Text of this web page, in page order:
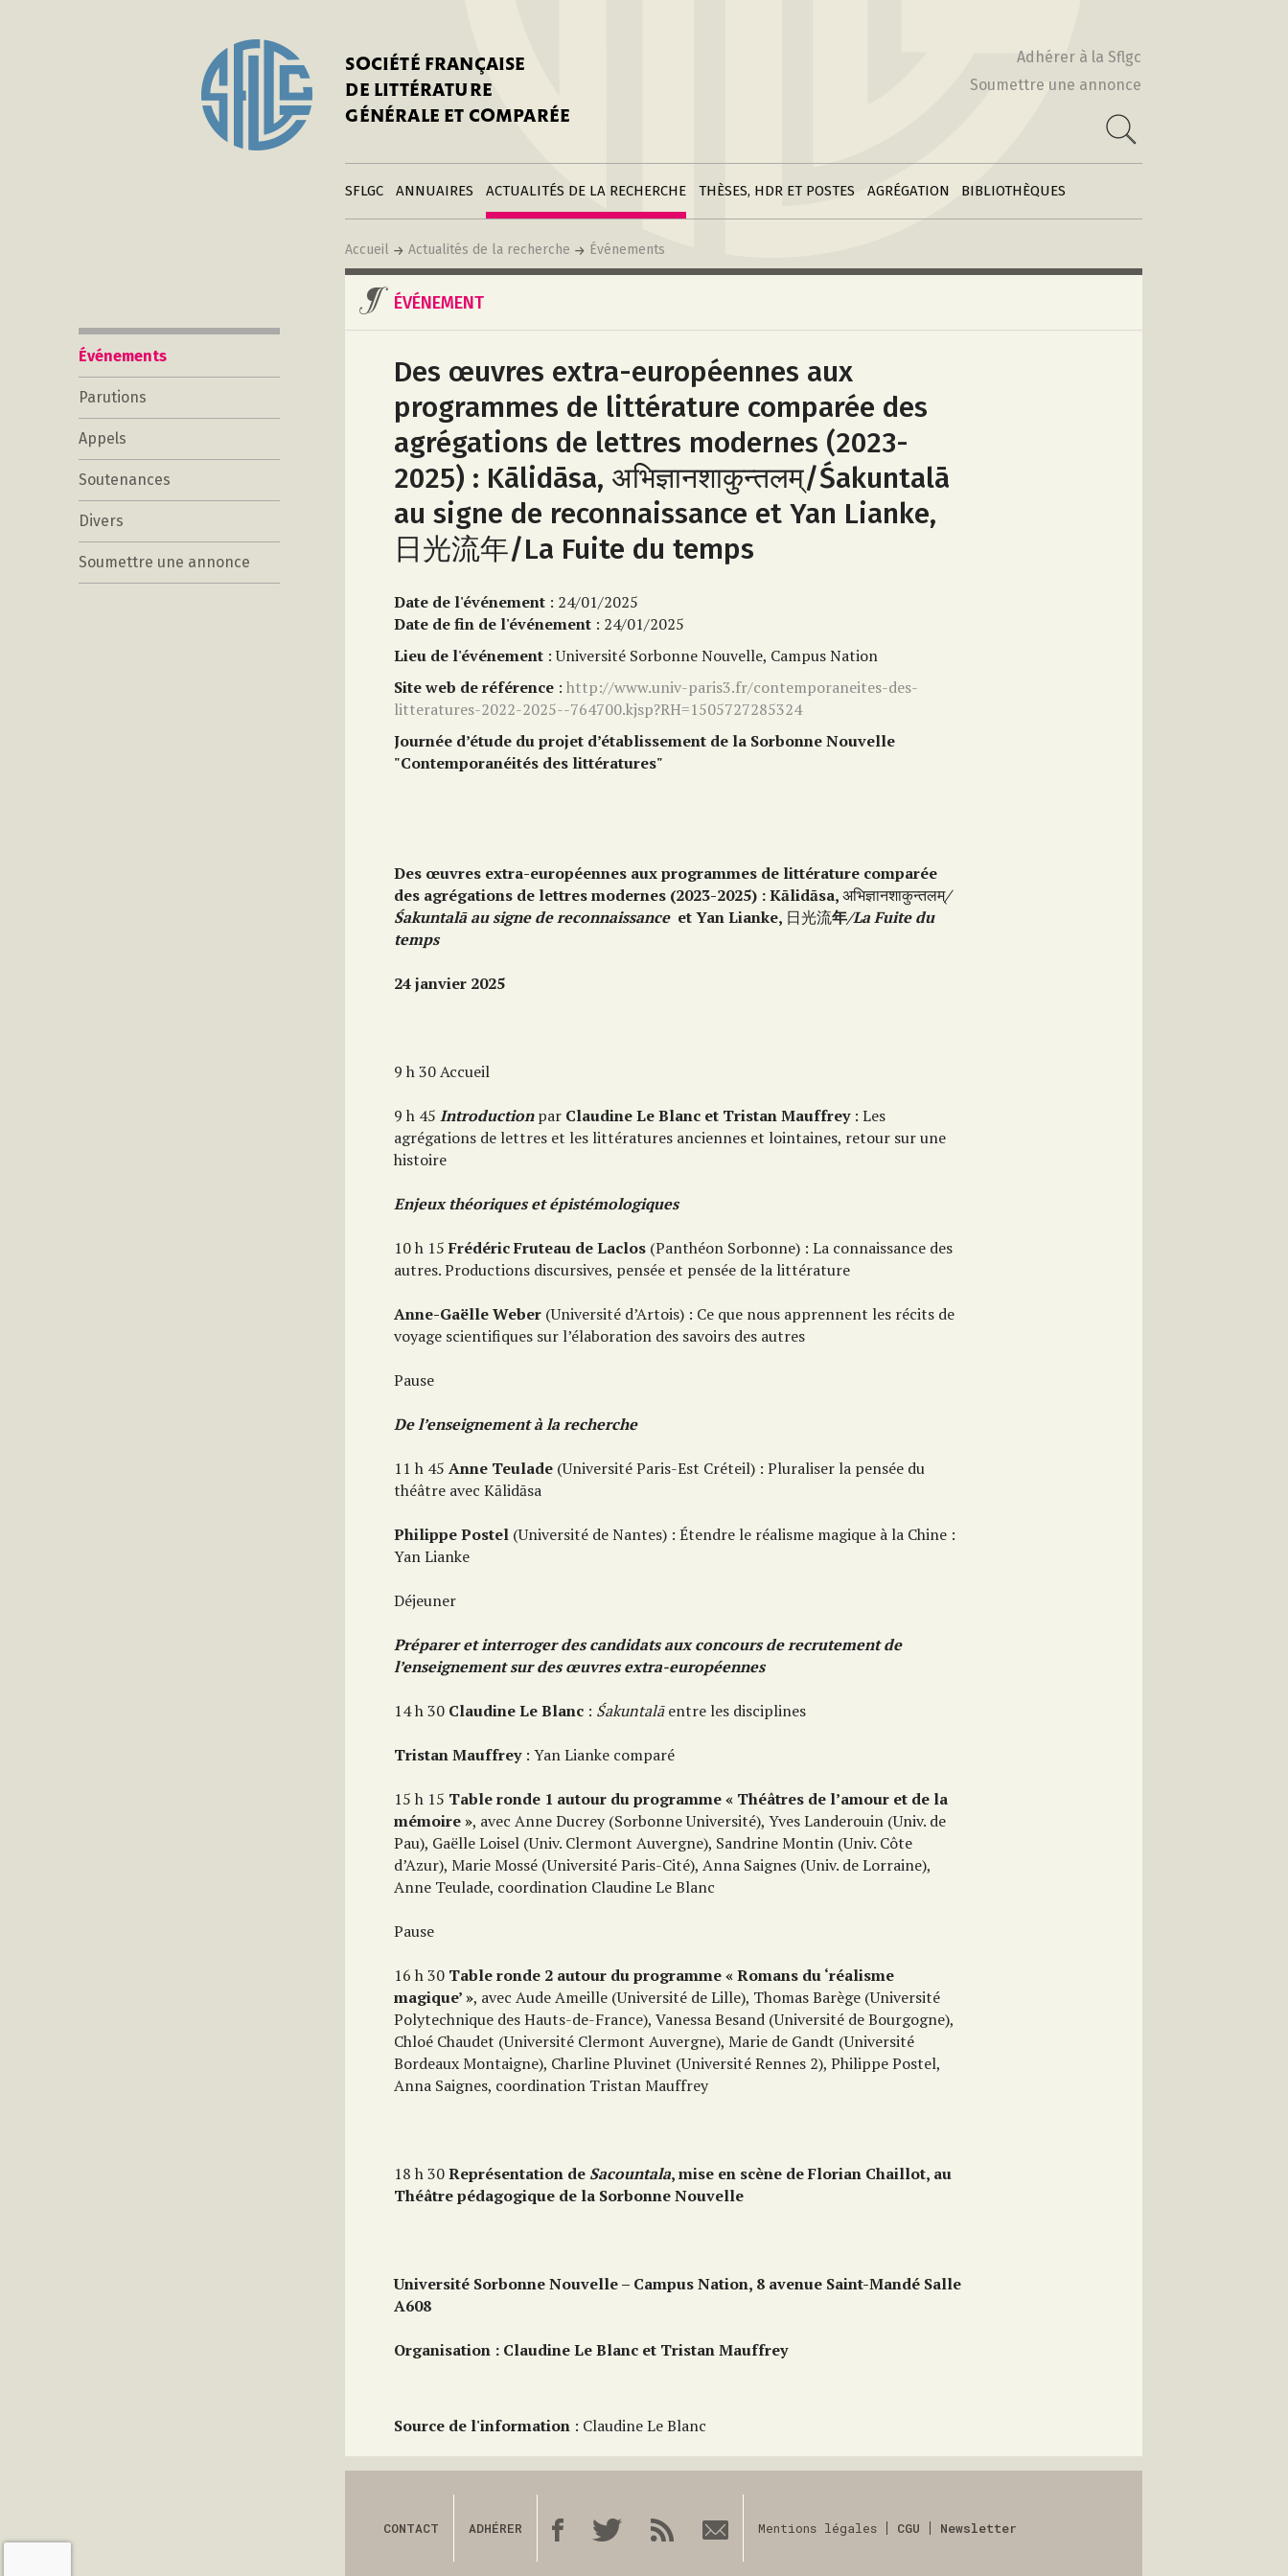
SOCIÉTÉ FRANÇAISE
DE LITTÉRATURE
GÉNÉRALE ET COMPARÉE
Adhérer à la Sflgc
Soumettre une annonce
SFLGC
Adhérer à la SFLGC
Publier sur ce site
LiensANNUAIRES
Créer une fiche
annuaire
Modifier sa fiche
annuaire
Créer une fiche
institutionACTUALITÉS DE LA RECHERCHE
Divers
Soumettre une
annonce
THÈSES, HDR ET POSTES
Postes AGRÉGATION
2006-2007 BIBLIOTHÈQUES
collectifs
Poétiques
feuilles
d’information
Accueil Actualités de la recherche Événements
Événements
Parutions
Appels
Soutenances
Divers
Soumettre une annonce
ÉVÉNEMENT
Des œuvres extra-européennes aux
programmes de littérature comparée des
agrégations de lettres modernes (2023-
2025) : Kālidāsa, अभिज्ञानशाकुन्तलम्/Śakuntalā
au signe de reconnaissance et Yan Lianke,
日光流年/La Fuite du temps
Date de l'événement : 24/01/2025
Date de fin de l'événement : 24/01/2025
Lieu de l'événement : Université Sorbonne Nouvelle, Campus Nation
Site web de référence :http://www.univ-paris3.fr/contemporaneites-des-
litteratures-2022-2025--764700.kjsp?RH=1505727285324
Journée d’étude du projet d’établissement de la Sorbonne Nouvelle
"Contemporanéités des littératures"
Des œuvres extra-européennes aux programmes de littérature comparée
des agrégations de lettres modernes (2023-2025) :Kālidāsa,अभिज्ञानशाकुन्तलम्/
Śakuntalāau signe de reconnaissance et Yan Lianke, 日光流年/La Fuite du
temps
24 janvier 2025
9 h 30 Accueil
9 h 45Introductionpar Claudine Le Blanc et Tristan Mauffrey: Les
agrégations de lettres et les littératures anciennes et lointaines, retour sur une
histoire
Enjeux théoriques et épistémologiques
10 h 15Frédéric Fruteau de Laclos (Panthéon Sorbonne) : La connaissance des
autres. Productions discursives, pensée et pensée de la littérature
Anne-Gaëlle Weber (Université d’Artois) : Ce que nous apprennent les récits de
voyage scientifiques sur l’élaboration des savoirs des autres
Pause
De l’enseignement à la recherche
11 h 45Anne Teulade (Université Paris-Est Créteil) : Pluraliser la pensée du
théâtre avec Kālidāsa
Philippe Postel (Université de Nantes) : Étendre le réalisme magique à la Chine :
Yan Lianke
Déjeuner
Préparer et interroger des candidats aux concours de recrutement de
l’enseignement sur des œuvres extra-européennes
14 h 30 Claudine Le Blanc : Śakuntalāentre les disciplines
Tristan Mauffrey: Yan Lianke comparé
15 h 15 Table ronde 1 autour du programme « Théâtres de l’amour et de la
mémoire », avec Anne Ducrey (Sorbonne Université), Yves Landerouin (Univ. de
Pau), Gaëlle Loisel (Univ. Clermont Auvergne), Sandrine Montin (Univ. Côte
d’Azur), Marie Mossé (Université Paris-Cité), Anna Saignes (Univ. de Lorraine),
Anne Teulade, coordination Claudine Le Blanc
Pause
16 h 30 Table ronde 2 autour du programme « Romans du ‘réalisme
magique’ », avec Aude Ameille (Université de Lille), Thomas Barège (Université
Polytechnique des Hauts-de-France), Vanessa Besand (Université de Bourgogne),
Chloé Chaudet (Université Clermont Auvergne), Marie de Gandt (Université
Bordeaux Montaigne), Charline Pluvinet (Université Rennes 2), Philippe Postel,
Anna Saignes, coordination Tristan Mauffrey
18 h 30Représentation de Sacountala, mise en scène de Florian Chaillot, au
Théâtre pédagogique de la Sorbonne Nouvelle
Université Sorbonne Nouvelle – Campus Nation, 8 avenue Saint-Mandé Salle
A608
Organisation : Claudine Le Blanc et Tristan Mauffrey
Source de l'information : Claudine Le Blanc
CONTACT ADHÉRER Mentions légales CGU Newsletter